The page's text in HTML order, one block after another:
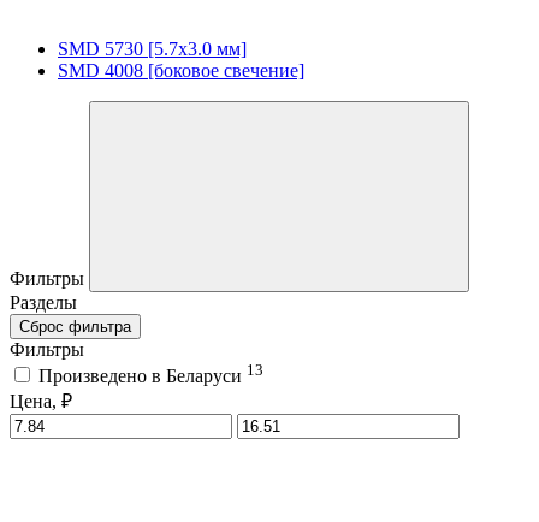
SMD 5730 [5.7х3.0 мм]
SMD 4008 [боковое свечение]
Фильтры
Разделы
Сброс фильтра
Фильтры
Произведено в Беларуси 13
Цена, ₽